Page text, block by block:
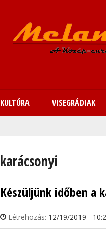
KULTÚRA VISEGRÁDIAK
karácsonyi
Készüljünk időben a
Létrehozás: 12/19/2019 -